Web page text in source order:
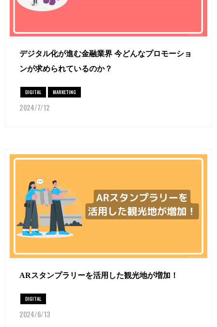
デジタル化が進む金融業界 今どんなプロモーショ
ンが求められているのか？
DIGITAL MARKETING
2024/7/12
ARスタンプラリーを活用した観光地が増加！
DIGITAL
2024/6/13